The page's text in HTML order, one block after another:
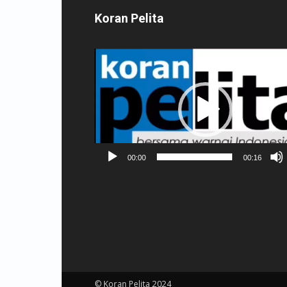
Koran Pelita
Pemutar
Video
00:00 00:16
© Koran Pelita 2024